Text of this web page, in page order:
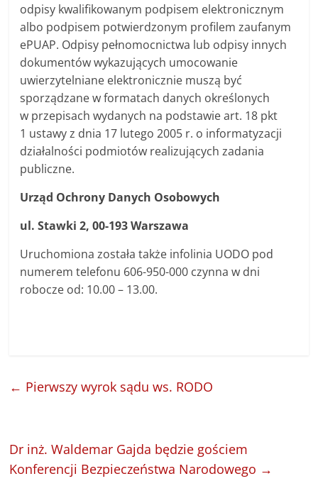
odpisy kwalifikowanym podpisem elektronicznym
albo podpisem potwierdzonym profilem zaufanym
ePUAP. Odpisy pełnomocnictwa lub odpisy innych
dokumentów wykazujących umocowanie
uwierzytelniane elektronicznie muszą być
sporządzane w formatach danych określonych
w przepisach wydanych na podstawie art. 18 pkt
1 ustawy z dnia 17 lutego 2005 r. o informatyzacji
działalności podmiotów realizujących zadania
publiczne.
Urząd Ochrony Danych Osobowych
ul. Stawki 2, 00-193 Warszawa
Uruchomiona została także infolinia UODO pod
numerem telefonu 606-950-000 czynna w dni
robocze od: 10.00 – 13.00.
← Pierwszy wyrok sądu ws. RODO
Dr inż. Waldemar Gajda będzie gościem
Konferencji Bezpieczeństwa Narodowego →